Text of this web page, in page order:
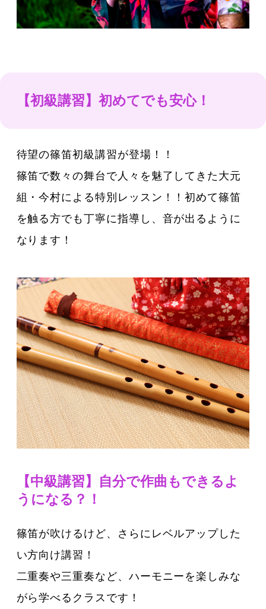
【初級講習】初めてでも安心！
待望の篠笛初級講習が登場！！
篠笛で数々の舞台で人々を魅了してきた大元
組・今村による特別レッスン！！初めて篠笛
を触る方でも丁寧に指導し、音が出るように
なります！
【中級講習】自分で作曲もできるよ
うになる？！
篠笛が吹けるけど、さらにレベルアップした
い方向け講習！
二重奏や三重奏など、ハーモニーを楽しみな
がら学べるクラスです！